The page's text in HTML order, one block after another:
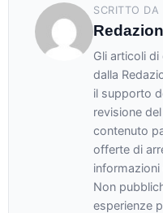
SCRITTO DA
Gli articoli
dalla
il supporto
revisione
contenuto
offerte di
informazioni
Non
esperienze